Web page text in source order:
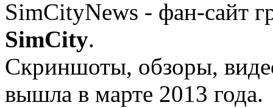
SimCityNews - фан-сайт
SimCity.
Скриншоты, обзоры,
вышла в марте 2013 года.